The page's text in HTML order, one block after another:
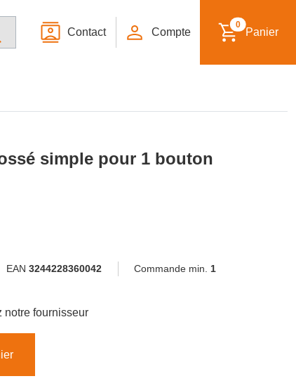
Contact Compte
0
Panier
simple pour 1 bouton
EAN3244228360042 Commande min. 1
notre fournisseur